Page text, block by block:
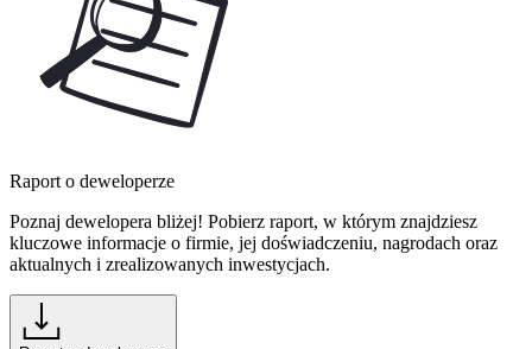
Raport o deweloperze
Poznaj dewelopera bliżej! Pobierz raport, w którym znajdziesz
kluczowe informacje o firmie, jej doświadczeniu, nagrodach oraz
aktualnych i zrealizowanych inwestycjach.